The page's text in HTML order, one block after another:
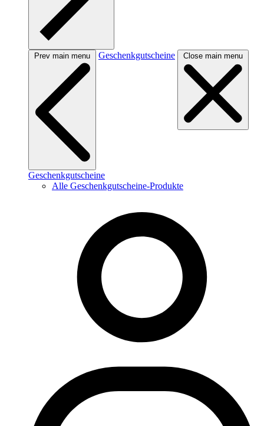
Prev main menu Geschenkgutscheine Close main menu
Geschenkgutscheine
Alle Geschenkgutscheine-Produkte